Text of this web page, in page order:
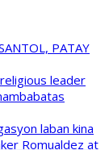
PATAY
leader
laban kina
Romualdez at